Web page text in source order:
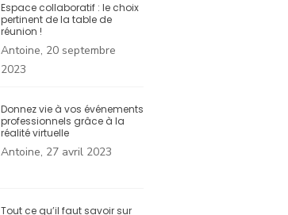
Espace collaboratif : le choix
pertinent de la table de
réunion !
Antoine, 20 septembre
2023
Donnez vie à vos événements
professionnels grâce à la
réalité virtuelle
Antoine, 27 avril 2023
Tout ce qu’il faut savoir sur